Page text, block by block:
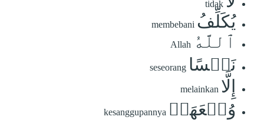
tidak
يُكَلِّفُ membebani
ٱللَّهُ Allah
نَفۡسًا seseorang
إِلَّا melainkan
وُسۡعَهَاۚ kesanggupannya